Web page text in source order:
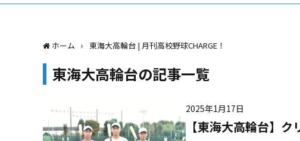
ホーム 東海大高輪台 | 月刊高校野球CHARGE！
東海大高輪台の記事一覧
【東海大高輪台】
2025年1月17日